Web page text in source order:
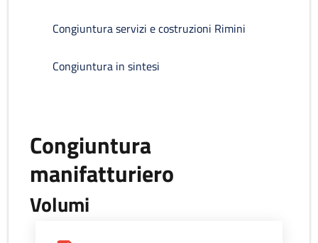
Congiuntura servizi e costruzioni Rimini
Congiuntura in sintesi
Congiuntura
manifatturiero
Volumi